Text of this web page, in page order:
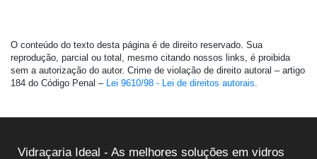
O conteúdo do texto desta página é de direito reservado. Sua
reprodução, parcial ou total, mesmo citando nossos links, é proibida
sem a autorização do autor. Crime de violação de direito autoral – artigo
184 do Código Penal – Lei 9610/98 - Lei de direitos autorais.
Vidraçaria Ideal - As melhores soluções em vidros